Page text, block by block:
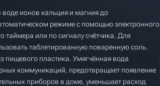
ионов кальция и магния до
режиме с помощью электронного
таймера или по сигналу счётчика. Для
таблетированную поваренную соль.
пищевого пластика. Умягчённая вода
коммуникаций, предотвращает появление
приборов в доме, уменьшает расход